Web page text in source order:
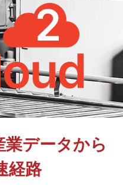
データから
経路